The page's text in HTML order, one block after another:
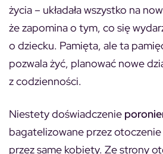
życia – układała wszystko na
że zapomina o tym, co się
o dziecku. Pamięta, ale ta
pozwala żyć, planować nowe
z codzienności.
Niestety doświadczenie
bagatelizowane przez
przez same kobiety. Ze strony